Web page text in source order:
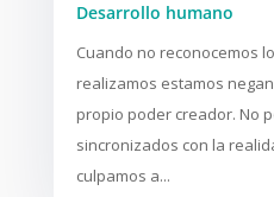
Desarrollo humano
Cuando no reconocemos
realizamos estamos
propio poder creador. No
sincronizados con la
culpamos a...